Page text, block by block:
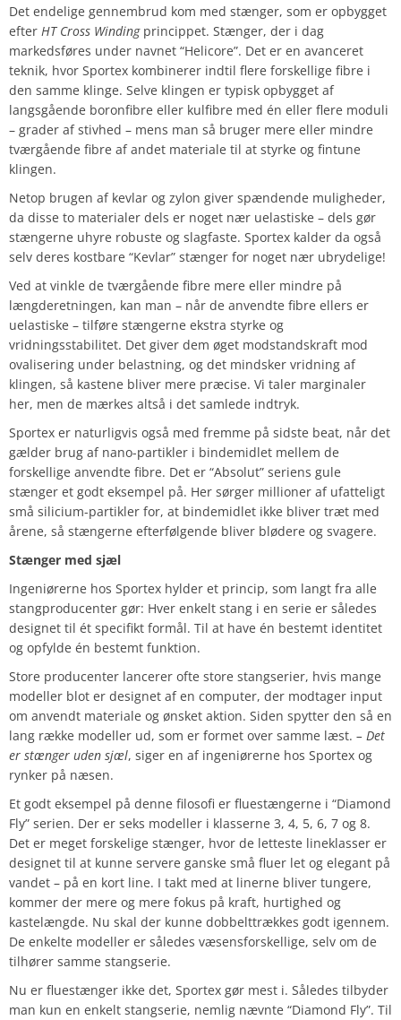
Det endelige gennembrud kom med stænger, som er opbygget
efter HT Cross Windingprincippet. Stænger, der i dag
markedsføres under navnet “Helicore”. Det er en avanceret
teknik, hvor Sportex kombinerer indtil flere forskellige fibre i
den samme klinge. Selve klingen er typisk opbygget af
langsgående boronfibre eller kulfibre med én eller flere moduli
– grader af stivhed – mens man så bruger mere eller mindre
tværgående fibre af andet materiale til at styrke og fintune
klingen.
Netop brugen af kevlar og zylon giver spændende muligheder,
da disse to materialer dels er noget nær uelastiske – dels gør
stængerne uhyre robuste og slagfaste. Sportex kalder da også
selv deres kostbare “Kevlar” stænger for noget nær ubrydelige!
Ved at vinkle de tværgående fibre mere eller mindre på
længderetningen, kan man – når de anvendte fibre ellers er
uelastiske – tilføre stængerne ekstra styrke og
vridningsstabilitet. Det giver dem øget modstandskraft mod
ovalisering under belastning, og det mindsker vridning af
klingen, så kastene bliver mere præcise. Vi taler marginaler
her, men de mærkes altså i det samlede indtryk.
Sportex er naturligvis også med fremme på sidste beat, når det
gælder brug af nano-partikler i bindemidlet mellem de
forskellige anvendte fibre. Det er “Absolut” seriens gule
stænger et godt eksempel på. Her sørger millioner af ufatteligt
små silicium-partikler for, at bindemidlet ikke bliver træt med
årene, så stængerne efterfølgende bliver blødere og svagere.
Stænger med sjæl
Ingeniørerne hos Sportex hylder et princip, som langt fra alle
stangproducenter gør: Hver enkelt stang i en serie er således
designet til ét specifikt formål. Til at have én bestemt identitet
og opfylde én bestemt funktion.
Store producenter lancerer ofte store stangserier, hvis mange
modeller blot er designet af en computer, der modtager input
om anvendt materiale og ønsket aktion. Siden spytter den så en
lang række modeller ud, som er formet over samme læst. – Det
er stænger uden sjæl, siger en af ingeniørerne hos Sportex og
rynker på næsen.
Et godt eksempel på denne filosofi er fluestængerne i “Diamond
Fly” serien. Der er seks modeller i klasserne 3, 4, 5, 6, 7 og 8.
Det er meget forskelige stænger, hvor de letteste lineklasser er
designet til at kunne servere ganske små fluer let og elegant på
vandet – på en kort line. I takt med at linerne bliver tungere,
kommer der mere og mere fokus på kraft, hurtighed og
kastelængde. Nu skal der kunne dobbelttrækkes godt igennem.
De enkelte modeller er således væsensforskellige, selv om de
tilhører samme stangserie.
Nu er fluestænger ikke det, Sportex gør mest i. Således tilbyder
man kun en enkelt stangserie, nemlig nævnte “Diamond Fly”. Til